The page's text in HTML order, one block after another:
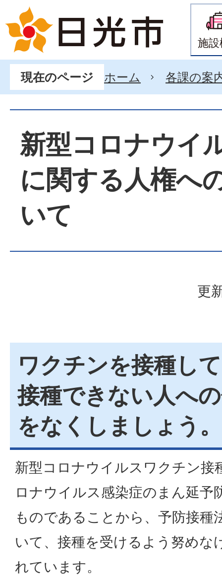
施
現在のページ ホーム 各課の案
新型コロナウイ
に関する人権へ
いて
更
ワクチンを接種し
接種できない人へ
をなくしましょう。
新型コロナウイルスワクチン接
ロナウイルス感染症のまん延予
ものであることから、予防接種
いて、接種を受けるよう努めな
れています。